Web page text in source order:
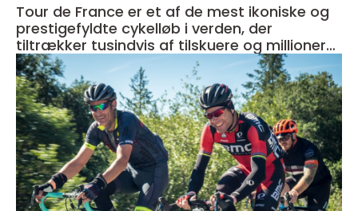
Tour de France er et af de mest ikoniske og
prestigefyldte cykelløb i verden, der
tiltrækker tusindvis af tilskuere og millioner
af seere over hele kloden